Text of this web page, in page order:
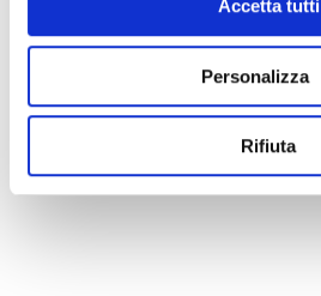
Accetta tutti
Personalizza
Rifiuta
* required fields
This site is protected by reCAPTCHA and the Google